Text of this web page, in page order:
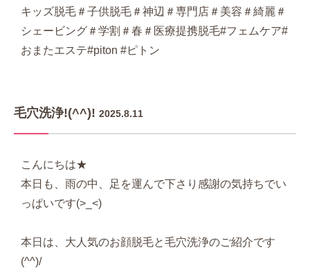
キッズ脱毛＃子供脱毛＃神辺＃専門店＃美容＃綺麗＃
シェービング＃学割＃春＃医療提携脱毛#フェムケア#
おまたエステ#piton #ピトン
毛穴洗浄!(^^)! 2025.8.11
こんにちは★
本日も、雨の中、足を運んで下さり感謝の気持ちでい
っぱいです(>_<)
本日は、大人気のお顔脱毛と毛穴洗浄のご紹介です
(^^)/